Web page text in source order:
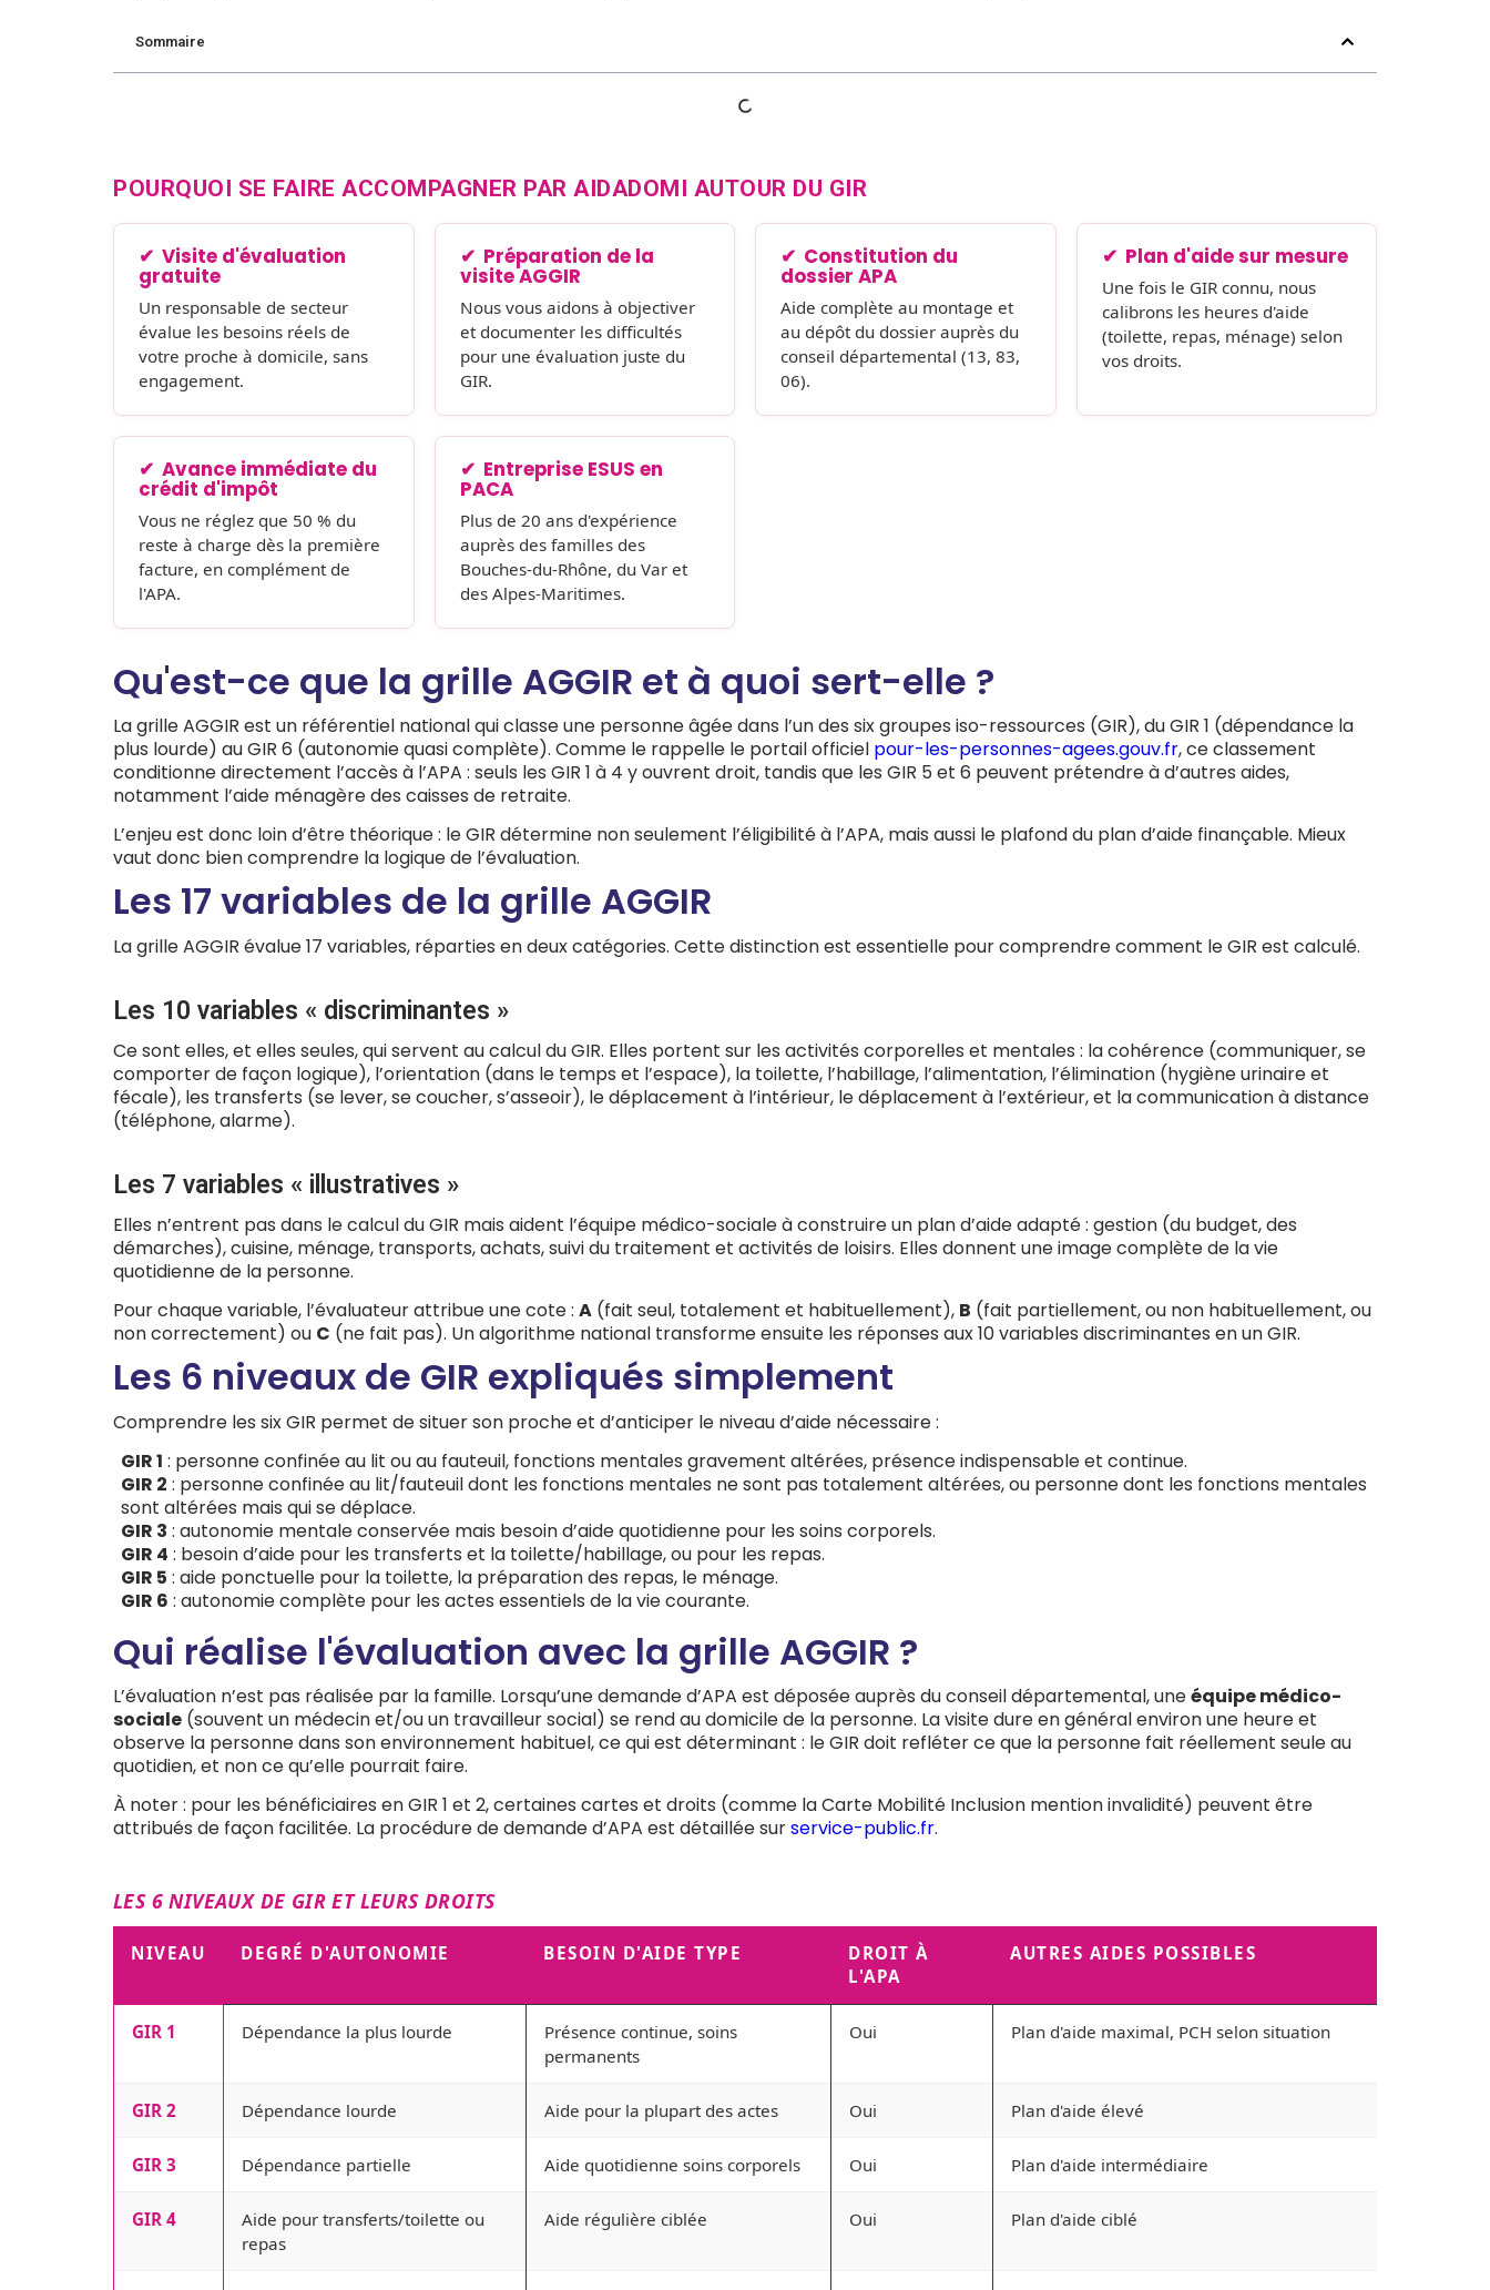
Sommaire
POURQUOI SE FAIRE ACCOMPAGNER PAR AIDADOMI AUTOUR DU GIR
Visite d'évaluation
gratuite
Un responsable de secteur
évalue les besoins réels de
votre proche à domicile, sans
engagement.
Préparation de la
visite AGGIR
Nous vous aidons à objectiver
et documenter les difficultés
pour une évaluation juste du
GIR.
Constitution du
dossier APA
Aide complète au montage et
au dépôt du dossier auprès du
conseil départemental (13, 83,
06).
Plan d'aide sur mesure
Une fois le GIR connu, nous
calibrons les heures d'aide
(toilette, repas, ménage) selon
vos droits.
Avance immédiate du
crédit d'impôt
Vous ne réglez que 50 % du
reste à charge dès la première
facture, en complément de
l'APA.
Entreprise ESUS en
PACA
Plus de 20 ans d'expérience
auprès des familles des
Bouches-du-Rhône, du Var et
des Alpes-Maritimes.
Qu'est-ce que la grille AGGIR et à quoi sert-elle ?
La grille AGGIR est un référentiel national qui classe une personne âgée dans l’un des six groupes iso-ressources (GIR), du GIR 1 (dépendance la
plus lourde) au GIR 6 (autonomie quasi complète). Comme le rappelle le portail officiel pour-les-personnes-agees.gouv.fr, ce classement
conditionne directement l’accès à l’APA : seuls les GIR 1 à 4 y ouvrent droit, tandis que les GIR 5 et 6 peuvent prétendre à d’autres aides,
notamment l’aide ménagère des caisses de retraite.
L’enjeu est donc loin d’être théorique : le GIR détermine non seulement l’éligibilité à l’APA, mais aussi le plafond du plan d’aide finançable. Mieux
vaut donc bien comprendre la logique de l’évaluation.
Les 17 variables de la grille AGGIR
La grille AGGIR évalue 17 variables, réparties en deux catégories. Cette distinction est essentielle pour comprendre comment le GIR est calculé.
Les 10 variables « discriminantes »
Ce sont elles, et elles seules, qui servent au calcul du GIR. Elles portent sur les activités corporelles et mentales : la cohérence (communiquer, se
comporter de façon logique), l’orientation (dans le temps et l’espace), la toilette, l’habillage, l’alimentation, l’élimination (hygiène urinaire et
fécale), les transferts (se lever, se coucher, s’asseoir), le déplacement à l’intérieur, le déplacement à l’extérieur, et la communication à distance
(téléphone, alarme).
Les 7 variables « illustratives »
Elles n’entrent pas dans le calcul du GIR mais aident l’équipe médico-sociale à construire un plan d’aide adapté : gestion (du budget, des
démarches), cuisine, ménage, transports, achats, suivi du traitement et activités de loisirs. Elles donnent une image complète de la vie
quotidienne de la personne.
Pour chaque variable, l’évaluateur attribue une cote : A (fait seul, totalement et habituellement), B (fait partiellement, ou non habituellement, ou
non correctement) ou C (ne fait pas). Un algorithme national transforme ensuite les réponses aux 10 variables discriminantes en un GIR.
Les 6 niveaux de GIR expliqués simplement
Comprendre les six GIR permet de situer son proche et d’anticiper le niveau d’aide nécessaire :
GIR 1 : personne confinée au lit ou au fauteuil, fonctions mentales gravement altérées, présence indispensable et continue.
GIR 2 : personne confinée au lit/fauteuil dont les fonctions mentales ne sont pas totalement altérées, ou personne dont les fonctions mentales
sont altérées mais qui se déplace.
GIR 3 : autonomie mentale conservée mais besoin d’aide quotidienne pour les soins corporels.
GIR 4 : besoin d’aide pour les transferts et la toilette/habillage, ou pour les repas.
GIR 5 : aide ponctuelle pour la toilette, la préparation des repas, le ménage.
GIR 6 : autonomie complète pour les actes essentiels de la vie courante.
Qui réalise l'évaluation avec la grille AGGIR ?
L’évaluation n’est pas réalisée par la famille. Lorsqu’une demande d’APA est déposée auprès du conseil départemental, uneéquipe médico-
sociale (souvent un médecin et/ou un travailleur social) se rend au domicile de la personne. La visite dure en général environ une heure et
observe la personne dans son environnement habituel, ce qui est déterminant : le GIR doit refléter ce que la personne fait réellement seule au
quotidien, et non ce qu’elle pourrait faire.
À noter : pour les bénéficiaires en GIR 1 et 2, certaines cartes et droits (comme la Carte Mobilité Inclusion mention invalidité) peuvent être
attribués de façon facilitée. La procédure de demande d’APA est détaillée surservice-public.fr.
LES 6 NIVEAUX DE GIR ET LEURS DROITS
NIVEAU DEGRÉ D'AUTONOMIE BESOIN D'AIDE TYPE
DROIT À
L'APA
AUTRES AIDES POSSIBLES
GIR 1 Dépendance la plus lourde
Présence continue, soins
permanents
Oui Plan d'aide maximal, PCH selon situation
GIR 2 Dépendance lourde Aide pour la plupart des actes Oui Plan d'aide élevé
GIR 3 Dépendance partielle Aide quotidienne soins corporels Oui Plan d'aide intermédiaire
GIR 4
Aide pour transferts/toilette ou
repas
Aide régulière ciblée Oui Plan d'aide ciblé